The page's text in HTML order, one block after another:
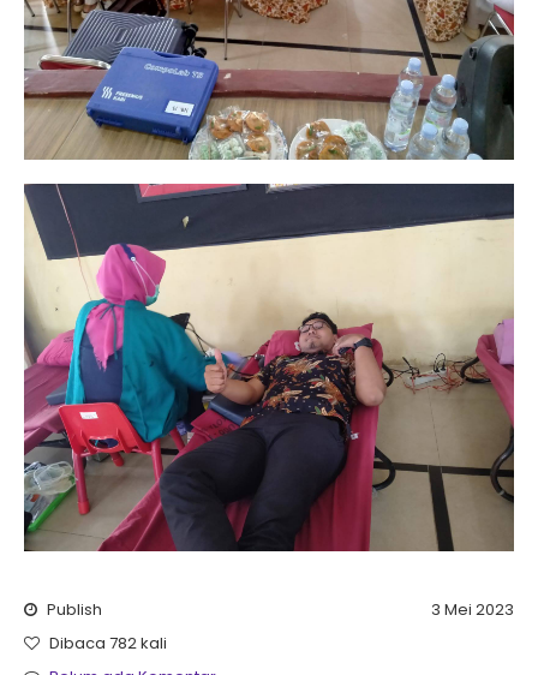
Publish
3 Mei 2023
Dibaca 782 kali